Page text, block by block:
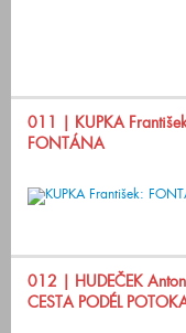
011 | KUPKA
FONTÁNA
012 | HUDEČEK
CESTA PODÉL